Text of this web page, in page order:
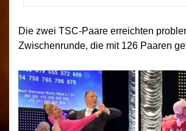
Die zwei TSC-Paare erreichten
Zwischenrunde, die mit 126 Paaren